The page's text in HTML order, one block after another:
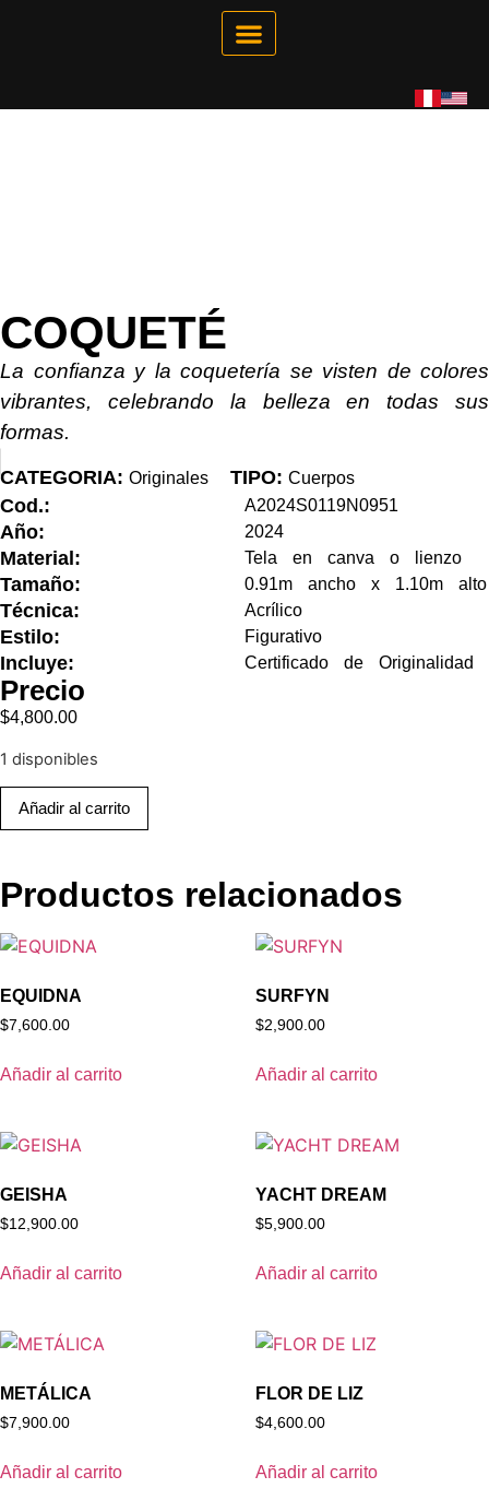
COQUETÉ
La confianza y la coquetería se visten de colores
vibrantes, celebrando la belleza en todas sus
formas.
CATEGORIA: Originales TIPO: Cuerpos
Cod.: A2024S0119N0951
Año: 2024
Material: Tela en canva o lienzo
Tamaño: 0.91m ancho x 1.10m alto
Técnica: Acrílico
Estilo: Figurativo
Incluye: Certificado de Originalidad
Precio
$4,800.00
1 disponibles
Añadir al carrito
Productos relacionados
EQUIDNA
$7,600.00
Añadir al carrito
SURFYN
$2,900.00
Añadir al carrito
GEISHA
$12,900.00
Añadir al carrito
YACHT DREAM
$5,900.00
Añadir al carrito
METÁLICA
$7,900.00
Añadir al carrito
FLOR DE LIZ
$4,600.00
Añadir al carrito